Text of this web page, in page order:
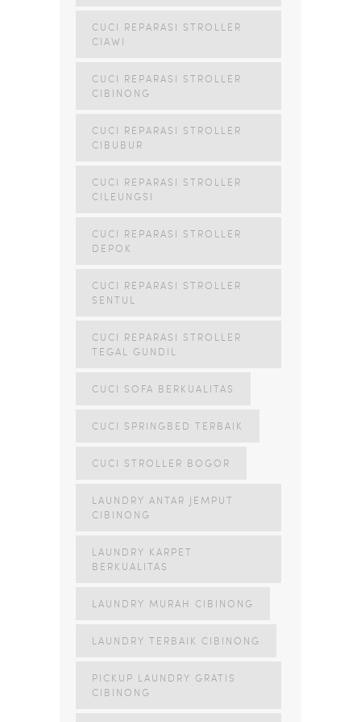
CUCI REPARASI STROLLER
CIAWI
CUCI REPARASI STROLLER
CIBINONG
CUCI REPARASI STROLLER
CIBUBUR
CUCI REPARASI STROLLER
CILEUNGSI
CUCI REPARASI STROLLER
DEPOK
CUCI REPARASI STROLLER
SENTUL
CUCI REPARASI STROLLER
TEGAL GUNDIL
CUCI SOFA BERKUALITAS
CUCI SPRINGBED TERBAIK
CUCI STROLLER BOGOR
LAUNDRY ANTAR JEMPUT
CIBINONG
LAUNDRY KARPET
BERKUALITAS
LAUNDRY MURAH CIBINONG
LAUNDRY TERBAIK CIBINONG
PICKUP LAUNDRY GRATIS
CIBINONG